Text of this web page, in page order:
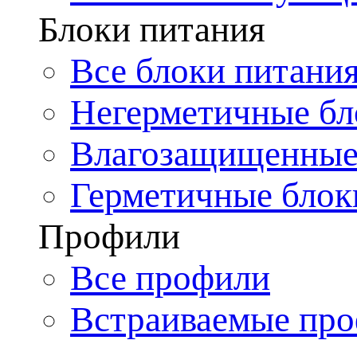
Блоки питания
Все блоки
Негерметичные
Герметичные
Профили
Все профили
Встраиваемые